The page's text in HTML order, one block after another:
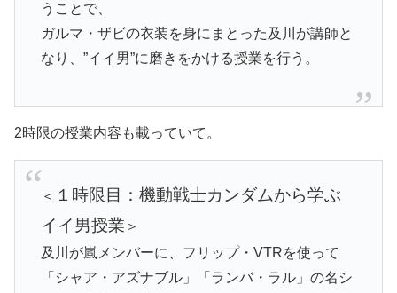
うことで、
ガルマ・ザビの衣装を身にまとった及川が講師と
なり、”イイ男”に磨きをかける授業を行う。
2時限の授業内容も載っていて。
＜ １時限目：機動戦士カンダムから学ぶ
イイ男授業 ＞
及川が嵐メンバーに、フリップ・VTRを使って
「シャア・アズナブル」「ランバ・ラル」の名シ